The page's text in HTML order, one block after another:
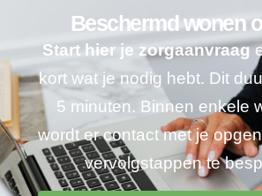
Beschermd wonen
Start hier je zorgaanvraag
kort wat je nodig hebt. Dit
5 minuten. Binnen enkele
wordt er contact met je
vervolgstappen te